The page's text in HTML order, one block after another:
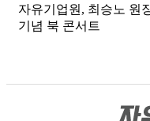
자유기업원, 최승노 원
기념 북 콘서트